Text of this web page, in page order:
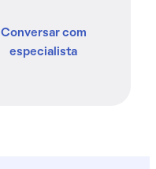
Conversar com
especialista